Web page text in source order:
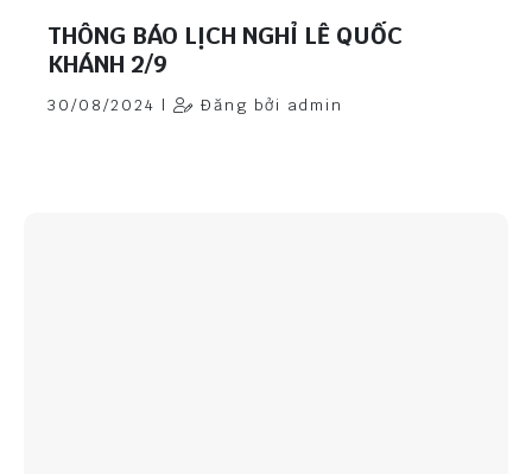
THÔNG BÁO LỊCH NGHỈ LỄ QUỐC
KHÁNH 2/9
30/08/2024 | Đăng bởi admin